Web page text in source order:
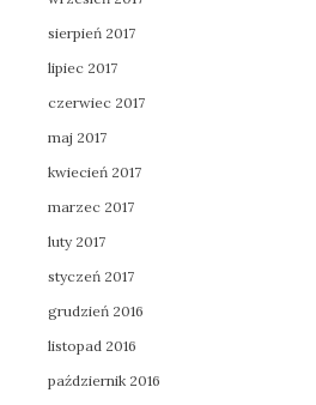
sierpień 2017
lipiec 2017
czerwiec 2017
maj 2017
kwiecień 2017
marzec 2017
luty 2017
styczeń 2017
grudzień 2016
listopad 2016
październik 2016